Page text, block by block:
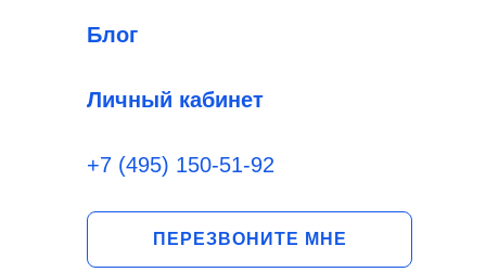
ПЕРЕЗВОНИТЕ МНЕ
Блог
Личный кабинет
+7 (495) 150-51-92